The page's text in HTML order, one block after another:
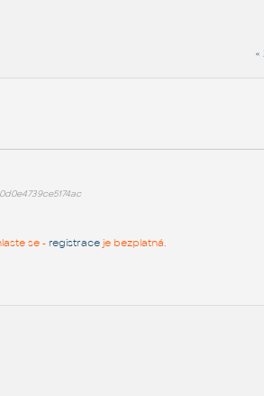
se - registraceje bezplatná.